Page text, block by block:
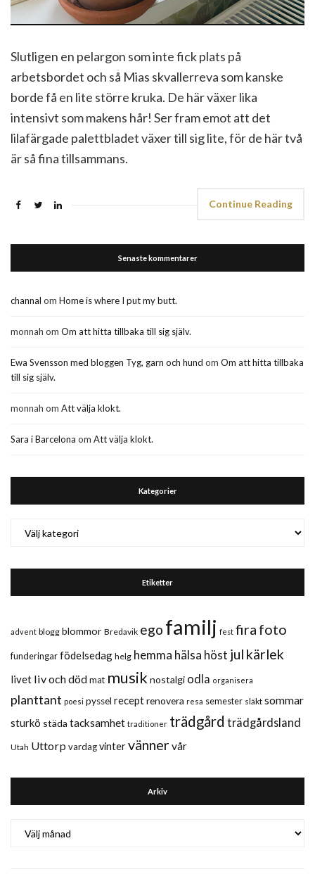
Slutligen en pelargon som inte fick plats på
arbetsbordet och så Mias skvallerreva som kanske
borde få en lite större kruka. De här växer lika
intensivt som makens hår! Ser fram emot att det
lilafärgade palettbladet växer till sig lite, för de här två
är så fina tillsammans.
Continue Reading
Senaste kommentarer
channal om Home is where I put my butt.
monnah om Om att hitta tillbaka till sig själv.
Ewa Svensson med bloggen Tyg, garn och hund om Om att hitta tillbaka
till sig själv.
monnah om Att välja klokt.
Sara i Barcelona om Att välja klokt.
Kategorier
Etiketter
advent blogg blommor Bredavik ego familj fest fira foto
funderingarfödelsedag helg hemma hälsa höst jul kärlek
livet liv och dödmat musiknostalgi odla organisera
planttant poesi pyssel receptrenovera resa semester släkt sommar
sturkö städa tacksamhet traditioner trädgård trädgårdsland
Utah Uttorp vardagvintervänner vår
Arkiv